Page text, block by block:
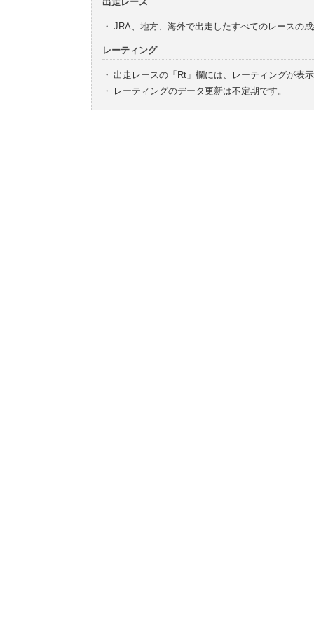
・ JRA、地方、海外で出走したすべてのレースの
レーティング
・ 出走レースの「Rt」欄には、レーティングが表
・
レーティングのデータ更新は不定期です。